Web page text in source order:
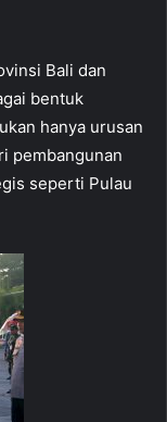
Bali dan
bentuk
hanya urusan
pembangunan
seperti Pulau